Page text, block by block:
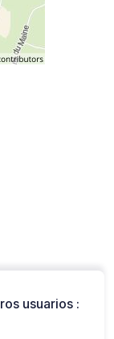
usuarios :